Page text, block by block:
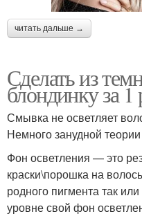
читать дальше →
Сделать из
блондинку за 1
Смывка не осветляет
Немного занудной теории
Фон осветления — это
краски\порошка на
родного пигмента так
уровне свой фон